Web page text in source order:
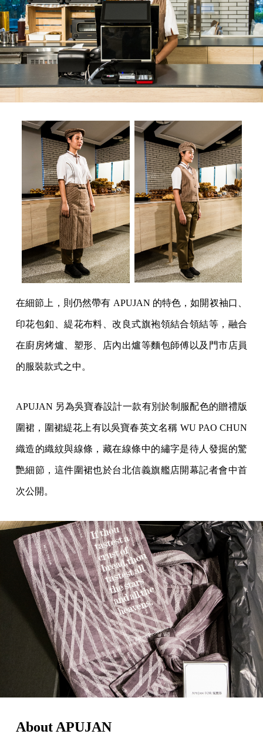
在細節上，則仍然帶有 APUJAN 的特色，如開衩袖口、
印花包釦、緹花布料、改良式旗袍領結合領結等，融合
在廚房烤爐、塑形、店內出爐等麵包師傅以及門市店員
的服裝款式之中。
APUJAN 另為吳寶春設計一款有別於制服配色的贈禮版
圍裙，圍裙緹花上有以吳寶春英文名稱 WU PAO CHUN
織造的織紋與線條，藏在線條中的繡字是待人發掘的驚
艷細節，這件圍裙也於台北信義旗艦店開幕記者會中首
次公開。
About APUJAN